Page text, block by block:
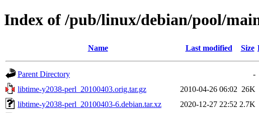
Index of /pub/linux/debian/pool/
Name Last modified Size
Parent Directory
-
libtime-y2038-perl_20100403.orig.tar.gz
2010-04-26 06:02 26K
libtime-y2038-perl_20100403-6.debian.tar.xz
2020-12-27 22:52 2.7K